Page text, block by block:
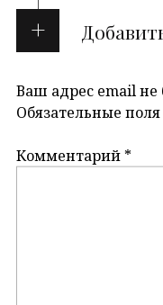
Ваш адрес email не
Обязательные
Комментарий *